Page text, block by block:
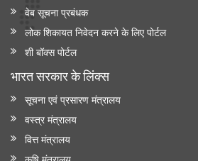
वेब सूचना प्रबंधक
लोक शिकायत निवेदन करने के लिए पोर्टल
शी बॉक्स पोर्टल
भारत सरकार के लिंक्‍स
सूचना एवं प्रसारण मंत्रालय
वस्त्र मंत्रालय
वित्त मंत्रालय